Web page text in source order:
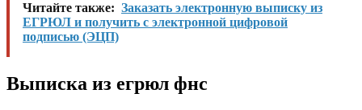
Читайте также: Заказать электронную выписку из
ЕГРЮЛ и получить с электронной цифровой
подписью (ЭЦП)
Выписка из егрюл фнс